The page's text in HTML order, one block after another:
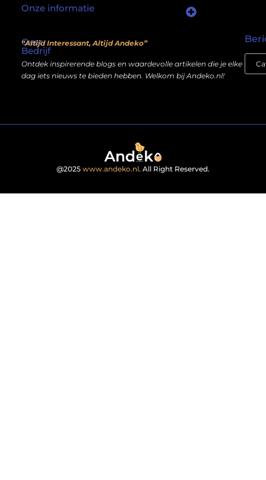
Over
Bedrijf
“Altijd Interessant, Altijd Andeko”
Ontdek inspirerende blogs en waardevolle artikelen die je elke
dag iets nieuws te bieden hebben. Welkom bij Andeko.nl!
Onze informatie
@2025 www.andeko.nl. All Right Reserved.